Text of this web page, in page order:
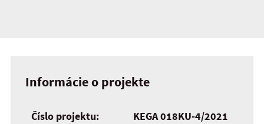
Informácie o projekte
Číslo projektu:
KEGA 018KU-4/2021